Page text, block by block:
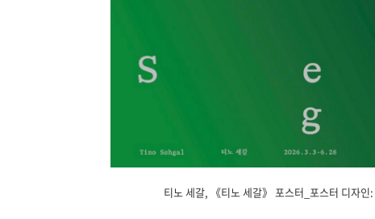
티노 세갈, 《티노 세갈》 포스터_포스터 디자